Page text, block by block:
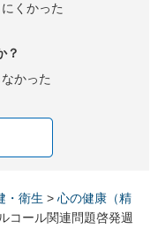
くかった
？
かった
・衛生 > 心の健康（精
コール関連問題啓発週